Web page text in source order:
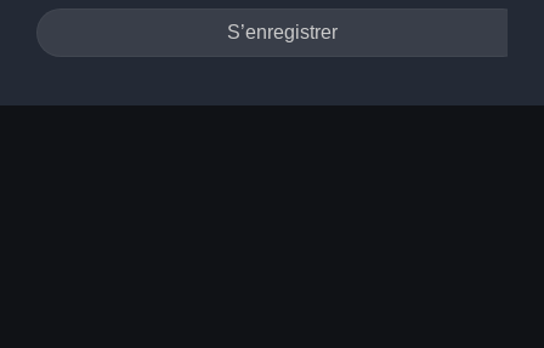
S’enregistrer